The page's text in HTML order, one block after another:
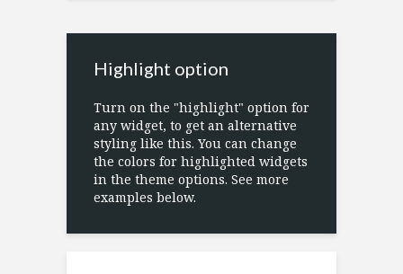
Highlight option
Turn on the "highlight" option for
any widget, to get an alternative
styling like this. You can change
the colors for highlighted widgets
in the theme options. See more
examples below.